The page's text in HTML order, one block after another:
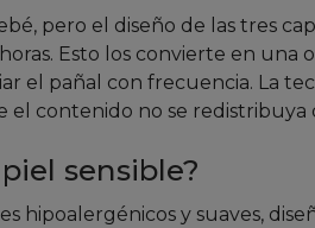
pero el diseño de las tres
Esto los convierte en una
el pañal con frecuencia. La
contenido no se
sensible?
hipoalergénicos y suaves,